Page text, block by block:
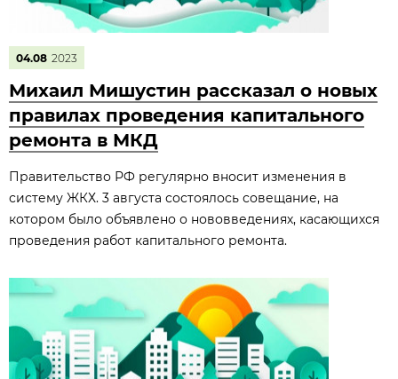
04.08 2023
Михаил Мишустин рассказал о новых
правилах проведения капитального
ремонта в МКД
Правительство РФ регулярно вносит изменения в
систему ЖКХ. 3 августа состоялось совещание, на
котором было объявлено о нововведениях, касающихся
проведения работ капитального ремонта.